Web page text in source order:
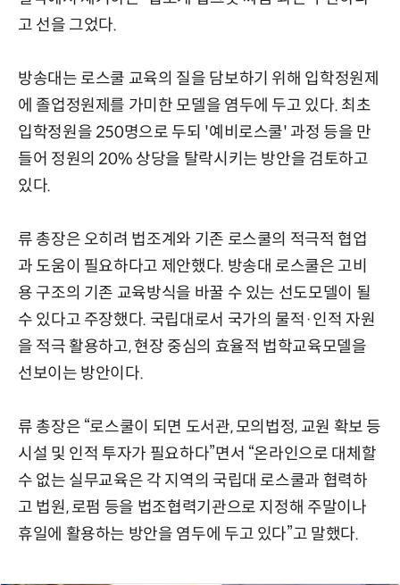
고 선을 그었다.
방송대는 로스쿨 교육의 질을 담보하기 위해 입학정원제
에 졸업정원제를 가미한 모델을 염두에 두고 있다. 최초
입학정원을 250명으로 두되 '예비로스쿨' 과정 등을 만
들어 정원의 20% 상당을 탈락시키는 방안을 검토하고
있다.
류 총장은 오히려 법조계와 기존 로스쿨의 적극적 협업
과 도움이 필요하다고 제안했다. 방송대 로스쿨은 고비
용 구조의 기존 교육방식을 바꿀 수 있는 선도모델이 될
수 있다고 주장했다. 국립대로서 국가의 물적·인적 자원
을 적극 활용하고, 현장 중심의 효율적 법학교육모델을
선보이는 방안이다.
류 총장은 “로스쿨이 되면 도서관, 모의법정, 교원 확보 등
시설 및 인적 투자가 필요하다”면서 “온라인으로 대체할
수 없는 실무교육은 각 지역의 국립대 로스쿨과 협력하
고 법원, 로펌 등을 법조협력기관으로 지정해 주말이나
휴일에 활용하는 방안을 염두에 두고 있다”고 말했다.